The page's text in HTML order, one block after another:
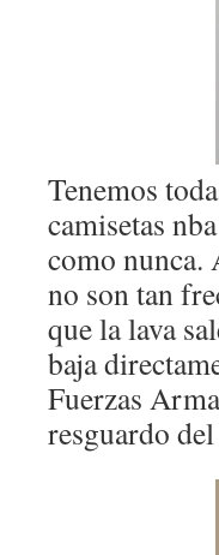
Tenemos
camisetas
como nunca.
no son tan
que la lava
baja
Fuerzas
resguardo